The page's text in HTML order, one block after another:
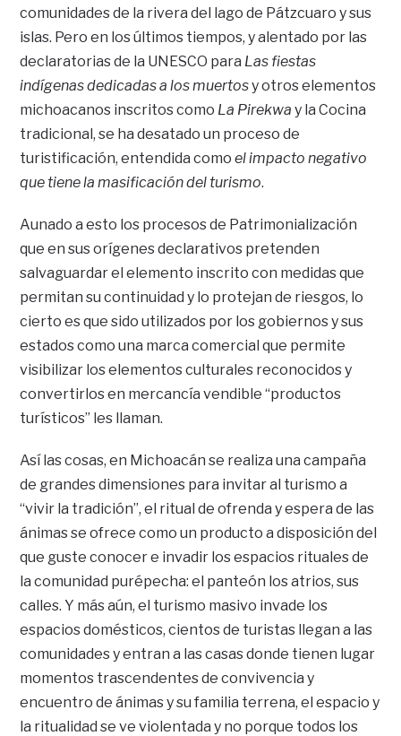
comunidades de la rivera del lago de Pátzcuaro y sus
islas. Pero en los últimos tiempos, y alentado por las
declaratorias de la UNESCO para Las fiestas
indígenas dedicadas a los muertosy otros elementos
michoacanos inscritos como La Pirekwa y la Cocina
tradicional, se ha desatado un proceso de
turistificación, entendida comoel impacto negativo
que tiene la masificación del turismo.
Aunado a esto los procesos de Patrimonialización
que en sus orígenes declarativos pretenden
salvaguardar el elemento inscrito con medidas que
permitan su continuidad y lo protejan de riesgos, lo
cierto es que sido utilizados por los gobiernos y sus
estados como una marca comercial que permite
visibilizar los elementos culturales reconocidos y
convertirlos en mercancía vendible “productos
turísticos” les llaman.
Así las cosas, en Michoacán se realiza una campaña
de grandes dimensiones para invitar al turismo a
“vivir la tradición”, el ritual de ofrenda y espera de las
ánimas se ofrece como un producto a disposición del
que guste conocer e invadir los espacios rituales de
la comunidad purépecha: el panteón los atrios, sus
calles. Y más aún, el turismo masivo invade los
espacios domésticos, cientos de turistas llegan a las
comunidades y entran a las casas donde tienen lugar
momentos trascendentes de convivencia y
encuentro de ánimas y su familia terrena, el espacio y
la ritualidad se ve violentada y no porque todos los